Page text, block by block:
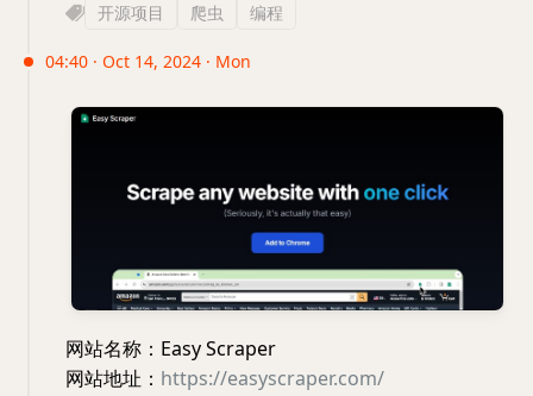
开源项目 爬虫 编程
04:40 · Oct 14, 2024 · Mon
网站名称：Easy Scraper
网站地址： https://easyscraper.com/